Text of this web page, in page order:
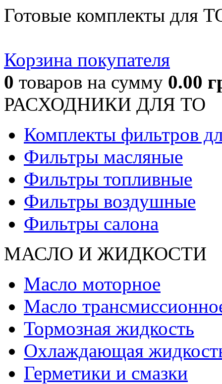
Готовые комплекты для
Корзина покупателя
0 товаров на сумму 0.00
РАСХОДНИКИ ДЛЯ ТО
Комплекты фильтров
Фильтры масляные
Фильтры топливные
Фильтры воздушные
Фильтры салона
МАСЛО И ЖИДКОCТИ
Масло моторное
Масло
Тормозная жидкость
Охлаждающая
Герметики и смазки